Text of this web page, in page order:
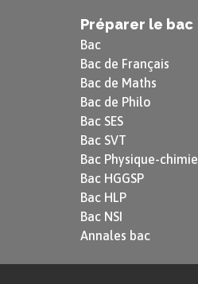
Préparer le bac
Bac
Bac de Français
Bac de Maths
Bac de Philo
Bac SES
Bac SVT
Bac Physique-chimie
Bac HGGSP
Bac HLP
Bac NSI
Annales bac